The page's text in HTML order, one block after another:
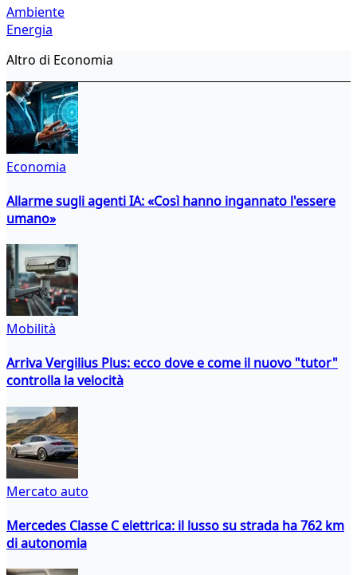
Ambiente
Energia
Altro di Economia
Economia
Allarme sugli agenti IA: «Così hanno ingannato l'essere
umano»
Mobilità
Arriva Vergilius Plus: ecco dove e come il nuovo "tutor"
controlla la velocità
Mercato auto
Mercedes Classe C elettrica: il lusso su strada ha 762 km
di autonomia